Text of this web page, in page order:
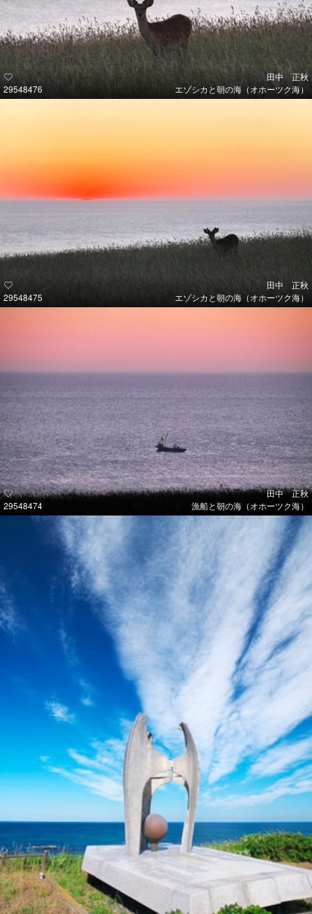
29548476
田中 正秋
エゾシカと朝の海（オホーツク海）
29548475
田中 正秋
エゾシカと朝の海（オホーツク海）
29548474
田中 正秋
漁船と朝の海（オホーツク海）